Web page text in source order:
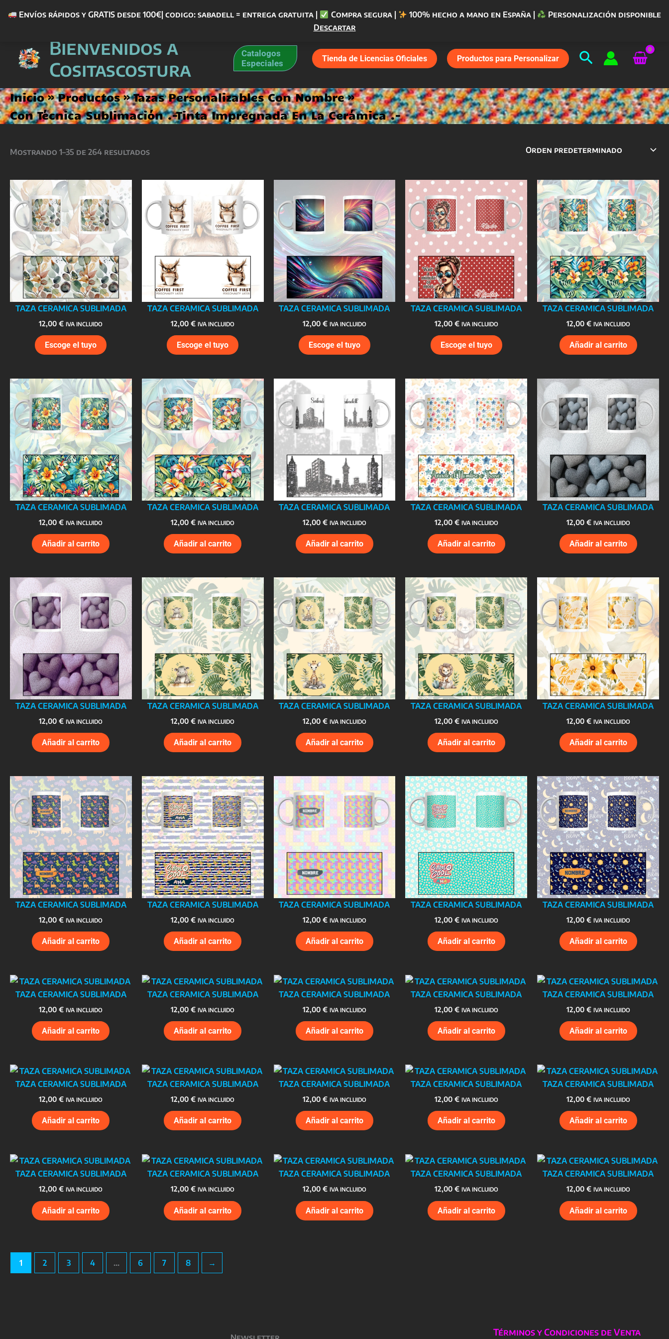
Envíos rápidos y GRATIS desde 100€| codigo: sabadell = entrega gratuita | Compra segura | 100% hecho a mano en España |
Personalización disponible
Descartar
contenido
Bienvenidos a
Cositascostura
Catalogos
Especiales
Tienda de Licencias Oficiales Productos para Personalizar Buscar
Inicio Productos
Tazas Personalizables Con Nombre
Con Técnica Sublimación .-Tinta Impregnada En La Cerámica .-
Mostrando 1–35 de 264 resultados
TAZA CERAMICA SUBLIMADA
12,00€ IVA INCLUIDO
Escoge el tuyo
TAZA CERAMICA SUBLIMADA
12,00€ IVA INCLUIDO
Escoge el tuyo
TAZA CERAMICA SUBLIMADA
12,00 € IVA INCLUIDO
Escoge el tuyo
TAZA CERAMICA SUBLIMADA
12,00 € IVA INCLUIDO
Escoge el tuyo
TAZA CERAMICA SUBLIMADA
12,00 € IVA INCLUIDO
Añadir al carrito
TAZA CERAMICA SUBLIMADA
12,00€ IVA INCLUIDO
Añadir al carrito
TAZA CERAMICA SUBLIMADA
12,00€ IVA INCLUIDO
Añadir al carrito
TAZA CERAMICA SUBLIMADA
12,00 € IVA INCLUIDO
Añadir al carrito
TAZA CERAMICA SUBLIMADA
12,00 € IVA INCLUIDO
Añadir al carrito
TAZA CERAMICA SUBLIMADA
12,00 € IVA INCLUIDO
Añadir al carrito
TAZA CERAMICA SUBLIMADA
12,00€ IVA INCLUIDO
Añadir al carrito
TAZA CERAMICA SUBLIMADA
12,00€ IVA INCLUIDO
Añadir al carrito
TAZA CERAMICA SUBLIMADA
12,00 € IVA INCLUIDO
Añadir al carrito
TAZA CERAMICA SUBLIMADA
12,00 € IVA INCLUIDO
Añadir al carrito
TAZA CERAMICA SUBLIMADA
12,00 € IVA INCLUIDO
Añadir al carrito
TAZA CERAMICA SUBLIMADA
12,00€ IVA INCLUIDO
Añadir al carrito
TAZA CERAMICA SUBLIMADA
12,00€ IVA INCLUIDO
Añadir al carrito
TAZA CERAMICA SUBLIMADA
12,00 € IVA INCLUIDO
Añadir al carrito
TAZA CERAMICA SUBLIMADA
12,00 € IVA INCLUIDO
Añadir al carrito
TAZA CERAMICA SUBLIMADA
12,00 € IVA INCLUIDO
Añadir al carrito
TAZA CERAMICA SUBLIMADA
12,00€ IVA INCLUIDO
Añadir al carrito
TAZA CERAMICA SUBLIMADA
12,00€ IVA INCLUIDO
Añadir al carrito
TAZA CERAMICA SUBLIMADA
12,00 € IVA INCLUIDO
Añadir al carrito
TAZA CERAMICA SUBLIMADA
12,00 € IVA INCLUIDO
Añadir al carrito
TAZA CERAMICA SUBLIMADA
12,00 € IVA INCLUIDO
Añadir al carrito
TAZA CERAMICA SUBLIMADA
12,00€ IVA INCLUIDO
Añadir al carrito
TAZA CERAMICA SUBLIMADA
12,00€ IVA INCLUIDO
Añadir al carrito
TAZA CERAMICA SUBLIMADA
12,00 € IVA INCLUIDO
Añadir al carrito
TAZA CERAMICA SUBLIMADA
12,00 € IVA INCLUIDO
Añadir al carrito
TAZA CERAMICA SUBLIMADA
12,00 € IVA INCLUIDO
Añadir al carrito
TAZA CERAMICA SUBLIMADA
12,00€ IVA INCLUIDO
Añadir al carrito
TAZA CERAMICA SUBLIMADA
12,00€ IVA INCLUIDO
Añadir al carrito
TAZA CERAMICA SUBLIMADA
12,00 € IVA INCLUIDO
Añadir al carrito
TAZA CERAMICA SUBLIMADA
12,00 € IVA INCLUIDO
Añadir al carrito
TAZA CERAMICA SUBLIMADA
12,00 € IVA INCLUIDO
Añadir al carrito
1 2 3 4 … 6 7 8 →
Términos y Condiciones de Venta